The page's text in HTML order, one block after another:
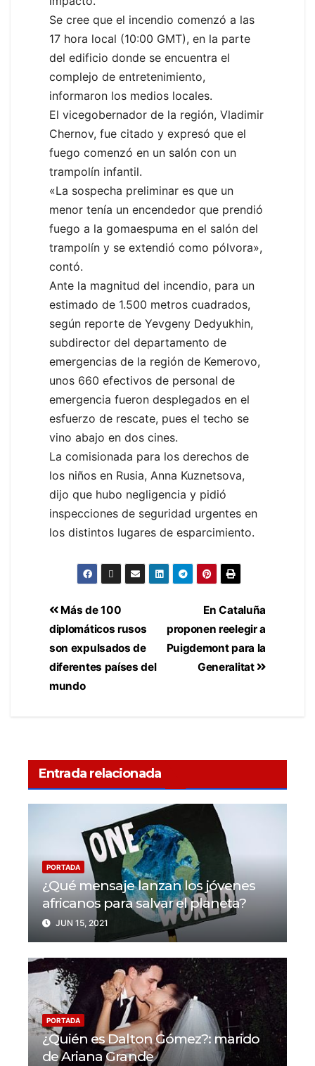
Se cree que el incendio comenzó a las
17 hora local (10:00 GMT), en la parte
del edificio donde se encuentra el
complejo de entretenimiento,
informaron los medios locales.
El vicegobernador de la región, Vladimir
Chernov, fue citado y expresó que el
fuego comenzó en un salón con un
trampolín infantil.
«La sospecha preliminar es que un
menor tenía un encendedor que prendió
fuego a la gomaespuma en el salón del
trampolín y se extendió como pólvora»,
contó.
Ante la magnitud del incendio, para un
estimado de 1.500 metros cuadrados,
según reporte de Yevgeny Dedyukhin,
subdirector del departamento de
emergencias de la región de Kemerovo,
unos 660 efectivos de personal de
emergencia fueron desplegados en el
esfuerzo de rescate, pues el techo se
vino abajo en dos cines.
La comisionada para los derechos de
los niños en Rusia, Anna Kuznetsova,
dijo que hubo negligencia y pidió
inspecciones de seguridad urgentes en
los distintos lugares de esparcimiento.
En Cataluña
proponen reelegir a
Puigdemont para la
Generalitat
Más de 100
diplomáticos rusos
son expulsados de
diferentes países del
mundo
Entrada relacionada
PORTADA
¿Qué mensaje lanzan los jóvenes
africanos para salvar el planeta?
JUN 15, 2021
PORTADA
¿Quién es Dalton Gómez?: marido
de Ariana Grande